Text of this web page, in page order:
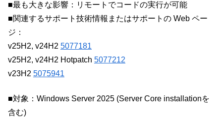
■最も大きな影響：リモートでコードの実行が可能
■関連するサポート技術情報またはサポートの Web ペー
ジ：
v25H2, v24H2 5077181
v25H2, v24H2 Hotpatch 5077212
v23H2 5075941
■対象：Windows Server 2025 (Server Core installationを
含む)